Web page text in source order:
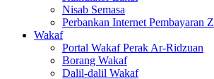
Nisab Semasa
Perbankan Internet Pembayaran
Wakaf
Portal Wakaf Perak Ar-Ridzuan
Borang Wakaf
Dalil-dalil Wakaf